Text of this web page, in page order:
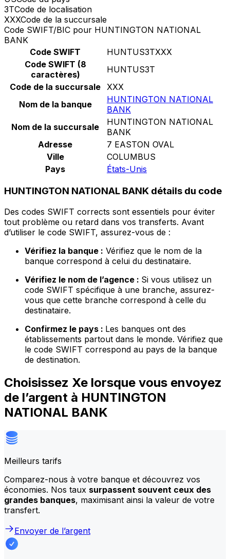
3TCode de localisation
XXXCode de la succursale
Code SWIFT/BIC pour HUNTINGTON NATIONAL
BANK
Code SWIFT
HUNTUS3TXXX
Code SWIFT (8
caractères)
HUNTUS3T
Code de la succursale
XXX
Nom de la banque
HUNTINGTON NATIONAL
BANK
Nom de la succursale
HUNTINGTON NATIONAL
BANK
Adresse
7 EASTON OVAL
Ville
COLUMBUS
Pays
États-Unis
HUNTINGTON NATIONAL BANK détails du code
Des codes SWIFT corrects sont essentiels pour éviter
tout problème ou retard dans vos transferts. Avant
d’utiliser le code SWIFT, assurez-vous de :
Vérifiez la banque : Vérifiez que le nom de la
banque correspond à celui du destinataire.
Vérifiez le nom de l’agence : Si vous utilisez un
code SWIFT spécifique à une branche, assurez-
vous que cette branche correspond à celle du
destinataire.
Confirmez le pays : Les banques ont des
établissements partout dans le monde. Vérifiez que
le code SWIFT correspond au pays de la banque
de destination.
Choisissez Xe lorsque vous envoyez
de l’argent à HUNTINGTON
NATIONAL BANK
Meilleurs tarifs
Comparez-nous à votre banque et découvrez vos
économies. Nos taux surpassent souvent ceux des
grandes banques, maximisant ainsi la valeur de votre
transfert.
Envoyer de l’argent